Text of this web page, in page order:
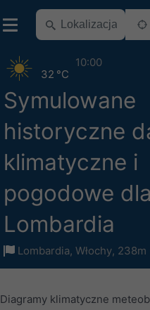
Symulowane
historyczne
klimatyczne i
pogodowe
Lombardia
Lombardia, Włochy, 238m
32 °C
10:00
Diagramy klimatyczne